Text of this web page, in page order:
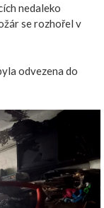
nedaleko
se rozhořel v
odvezena do